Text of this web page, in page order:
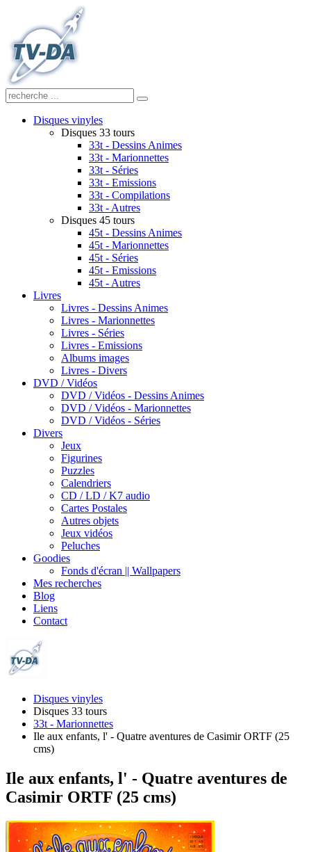
Disques vinyles
Disques 33 tours
33t - Dessins Animes
33t - Marionnettes
33t - Séries
33t - Emissions
33t - Compilations
33t - Autres
Disques 45 tours
45t - Dessins Animes
45t - Marionnettes
45t - Séries
45t - Emissions
45t - Autres
Livres
Livres - Dessins Animes
Livres - Marionnettes
Livres - Séries
Livres - Emissions
Albums images
Livres - Divers
DVD / Vidéos
DVD / Vidéos - Dessins Animes
DVD / Vidéos - Marionnettes
DVD / Vidéos - Séries
Divers
Jeux
Figurines
Puzzles
Calendriers
CD / LD / K7 audio
Cartes Postales
Autres objets
Jeux vidéos
Peluches
Goodies
Fonds d'écran || Wallpapers
Mes recherches
Blog
Liens
Contact
Disques vinyles
Disques 33 tours
33t - Marionnettes
Ile aux enfants, l' - Quatre aventures de Casimir ORTF (25
cms)
Ile aux enfants, l' - Quatre aventures de
Casimir ORTF (25 cms)